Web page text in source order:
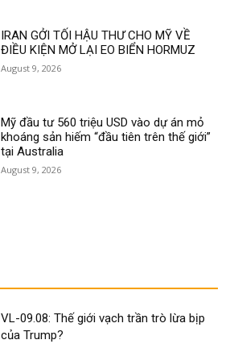
IRAN GỞI TỐI HẬU THƯ CHO MỸ VỀ
ĐIỀU KIỆN MỞ LẠI EO BIỂN HORMUZ
August 9, 2026
Mỹ đầu tư 560 triệu USD vào dự án mỏ
khoáng sản hiếm “đầu tiên trên thế giới”
tại Australia
August 9, 2026
VL-09.08: Thế giới vạch trần trò lừa bịp
của Trump?